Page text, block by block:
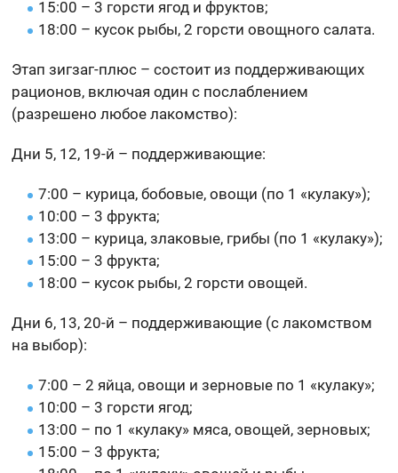
15:00 – 3 горсти ягод и фруктов;
18:00 – кусок рыбы, 2 горсти овощного салата.
Этап зигзаг-плюс – состоит из поддерживающих
рационов, включая один с послаблением
(разрешено любое лакомство):
Дни 5, 12, 19-й – поддерживающие:
7:00 – курица, бобовые, овощи (по 1 «кулаку»);
10:00 – 3 фрукта;
13:00 – курица, злаковые, грибы (по 1 «кулаку»);
15:00 – 3 фрукта;
18:00 – кусок рыбы, 2 горсти овощей.
Дни 6, 13, 20-й – поддерживающие (с лакомством
на выбор):
7:00 – 2 яйца, овощи и зерновые по 1 «кулаку»;
10:00 – 3 горсти ягод;
13:00 – по 1 «кулаку» мяса, овощей, зерновых;
15:00 – 3 фрукта;